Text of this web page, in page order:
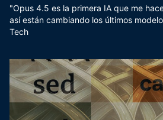
"Opus 4.5 es la primera IA que me
así están cambiando los últimos
Tech